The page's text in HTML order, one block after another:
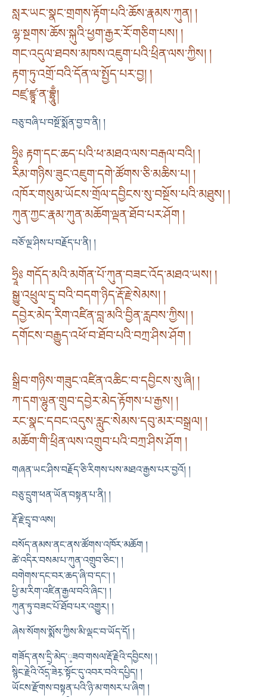
སླར་ཡང་སྣང་གྲགས་རྟོག་པའི་ཆོས་རྣམས་ཀུན། །
ལྷ་སྔགས་ཆོས་སྐུའི་ཕྱག་རྒྱར་རོ་གཅིག་པས། །
གང་འདུལ་ཐབས་མཁས་འཇུག་པའི་ཕྲིན་ལས་ཀྱིས། །
རྟག་ཏུ་འགྲོ་བའི་དོན་ལ་སྤྱོད་པར་བྱ། །
བཛྲ་ཛྙཱ་ན་བྷྲཱུྃ།
བཅུ་བཞི་པ་བསྔོ་སྨོན་བྱ་བ་ནི། །
ཧྲཱིཿ རྟག་དང་ཆད་པའི་ཕ་མཐའ་ལས་བརྒལ་བའི། །
རིམ་གཉིས་ཟུང་འཇུག་དགེ་ཚོགས་ཅི་མཆིས་པ། །
འཁོར་གསུམ་ཡོངས་གྲོལ་དབྱིངས་སུ་བསྔོས་པའི་མཐུས། །
ཀུན་ཀྱང་རྣམ་ཀུན་མཆོག་ལྡན་ཐོབ་པར་ཤོག །
བཅོ་ལྔ་ཤིས་པ་བརྗོད་པ་ནི། །
ཧྲཱིཿ གདོད་མའི་མགོན་པོ་ཀུན་བཟང་འོད་མཐའ་ཡས། །
སྒྱུ་འཕྲུལ་དྲྭ་བའི་བདག་ཉིད་རྡོ་རྗེ་སེམས། །
དབྱེར་མེད་རིག་འཛིན་བླ་མའི་བྱིན་རླབས་ཀྱིས། །
དགོངས་བརྒྱུད་འཕོ་བ་ཐོབ་པའི་བཀྲ་ཤིས་ཤོག །
སྒྲིབ་གཉིས་གཟུང་འཛིན་འཆིང་བ་དབྱིངས་སུ་ཞི། །
ཀ་དག་ལྷུན་གྲུབ་དབྱེར་མེད་རྟོགས་པ་རྒྱས། །
རང་སྣང་དབང་འདུས་རླུང་སེམས་དབུ་མར་བསྒྲལ། །
མཆོག་གི་ཕྲིན་ལས་འགྲུབ་པའི་བཀྲ་ཤིས་ཤོག །
གཞན་ཡང་ཤིས་བརྗོད་ཅི་རིགས་པས་མཐའ་རྒྱས་པར་བྱའོ། །
བཅུ་དྲུག་ཕན་ཡོན་བསྟན་པ་ནི། །
རྡོ་རྗེ་དྲྭ་བ་ལས།
བསོད་ནམས་ནང་ནས་ཚོགས་འཁོར་མཆོག །
ཚེ་འདིར་བསམ་པ་ཀུན་འགྲུབ་ཅིང་། །
བགེགས་དང་བར་ཆད་ཞི་བ་དང་། །
ཕྱི་མ་རིག་འཛིན་རྒྱལ་བའི་ཞིང་། །
ཀུན་ཏུ་བཟང་པོ་ཐོབ་པར་འགྱུར། །
ཞེས་སོགས་སྨོས་ཀྱིས་མི་ལྡང་བ་ཡོད་དོ། །
གཟོད་ནས་དྲི༷་མེད་༷ཟབ་གསལ་རྡོ་རྗེའི་དབྱིངས། །
སྙིང་རྗེའི་འོད༷་ཟེར༷་སྟོང་དུ་འབར་བའི་དཔྱིད། །
ཡོངས་རྫོགས་བསྟན་པའི་ཉི་མ་གསར་པ་ཞིག །